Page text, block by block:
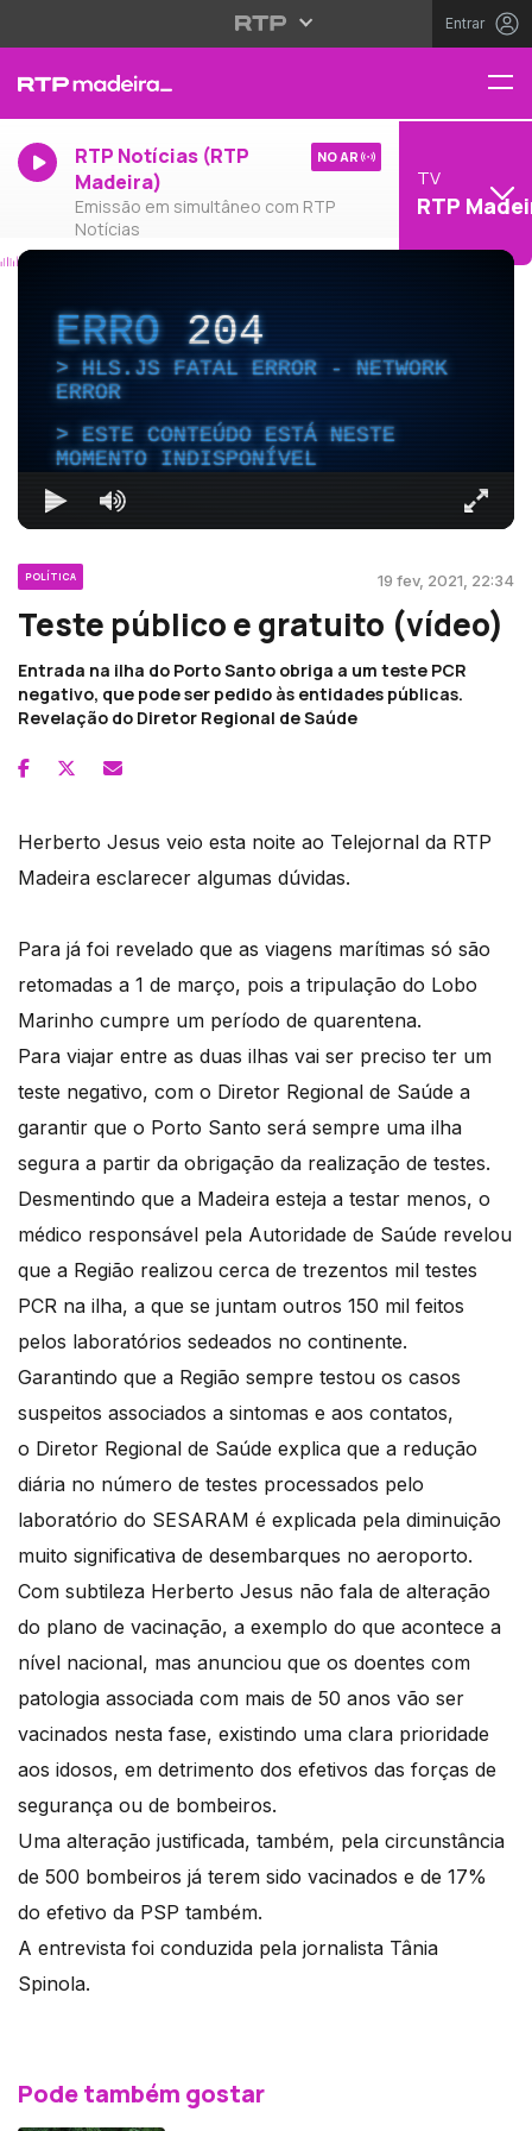
Entrar
RTP Notícias (RTP
Madeira)
Emissão em simultâneo com RTP
Notícias
NO AR
TV
RTP
ERRO204
HLS.JS FATAL ERROR - NETWORK
ERROR
ESTE CONTEÚDO ESTÁ NESTE
MOMENTO INDISPONÍVEL
POLÍTICA 19 fev, 2021, 22:34
Teste público e gratuito (vídeo)
Entrada na ilha do Porto Santo obriga a um teste PCR
negativo, que pode ser pedido às entidades públicas.
Revelação do Diretor Regional de Saúde
Herberto Jesus veio esta noite ao Telejornal da RTP
Madeira esclarecer algumas dúvidas.
Para já foi revelado que as viagens marítimas só são
retomadas a 1 de março, pois a tripulação do Lobo
Marinho cumpre um período de quarentena.
Para viajar entre as duas ilhas vai ser preciso ter um
teste negativo, com o Diretor Regional de Saúde a
garantir que o Porto Santo será sempre uma ilha
segura a partir da obrigação da realização de testes.
Desmentindo que a Madeira esteja a testar menos, o
médico responsável pela Autoridade de Saúde revelou
que a Região realizou cerca de trezentos mil testes
PCR na ilha, a que se juntam outros 150 mil feitos
pelos laboratórios sedeados no continente.
Garantindo que a Região sempre testou os casos
suspeitos associados a sintomas e aos contatos,
o Diretor Regional de Saúde explica que a redução
diária no número de testes processados pelo
laboratório do SESARAM é explicada pela diminuição
muito significativa de desembarques no aeroporto.
Com subtileza Herberto Jesus não fala de alteração
do plano de vacinação, a exemplo do que acontece a
nível nacional, mas anunciou que os doentes com
patologia associada com mais de 50 anos vão ser
vacinados nesta fase, existindo uma clara prioridade
aos idosos, em detrimento dos efetivos das forças de
segurança ou de bombeiros.
Uma alteração justificada, também, pela circunstância
de 500 bombeiros já terem sido vacinados e de 17%
do efetivo da PSP também.
A entrevista foi conduzida pela jornalista Tânia
Spinola.
Pode também gostar